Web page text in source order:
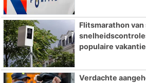
Flitsmarathon
populaire
Verdachte